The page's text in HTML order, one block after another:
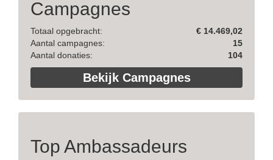
Campagnes
Totaal opgebracht:
€ 14.469,02
Aantal campagnes:
15
Aantal donaties:
104
Bekijk Campagnes
Top Ambassadeurs